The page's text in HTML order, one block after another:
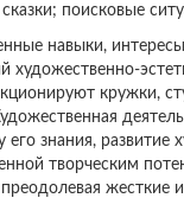
поисковые
навыки,
кружки,
знания,
творческим
жесткие